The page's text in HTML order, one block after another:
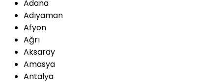
Adana
Adıyaman
Afyon
Ağrı
Aksaray
Amasya
Antalya